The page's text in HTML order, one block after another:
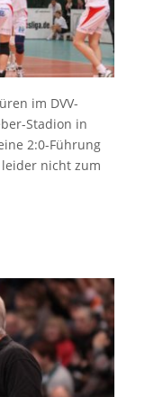
im DVV-
Stadion in
2:0-Führung
nicht zum